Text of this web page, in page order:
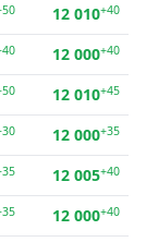
12 010+40
12 000+40
12 010+45
12 000+35
12 005+40
12 000+40